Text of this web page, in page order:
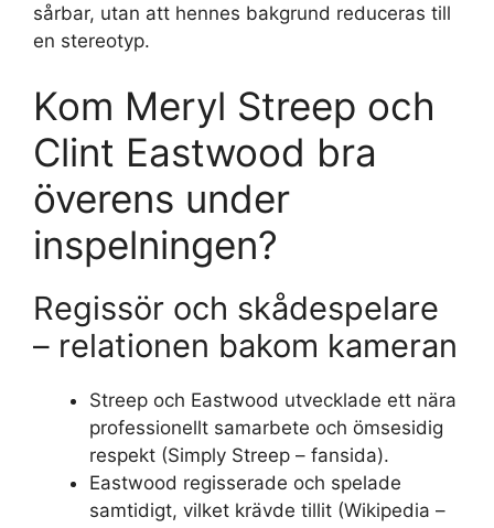
sårbar, utan att hennes bakgrund reduceras till
en stereotyp.
Kom Meryl Streep och
Clint Eastwood bra
överens under
inspelningen?
Regissör och skådespelare
– relationen bakom kameran
Streep och Eastwood utvecklade ett nära
professionellt samarbete och ömsesidig
respekt (Simply Streep – fansida).
Eastwood regisserade och spelade
samtidigt, vilket krävde tillit (Wikipedia –